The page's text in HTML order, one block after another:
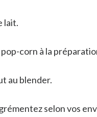
lait.
corn à la
au blender.
selon vos